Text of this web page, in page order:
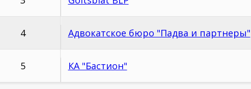
4 Адвокатское бюро "Падва и партнеры"
5 КА "Бастион"